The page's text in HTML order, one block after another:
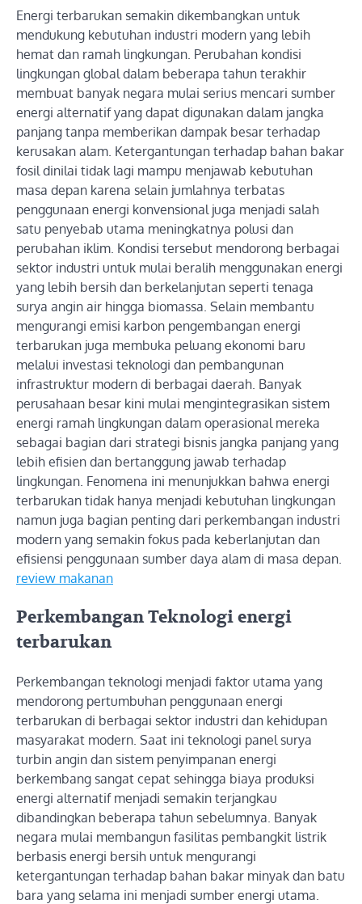
Energi terbarukan semakin dikembangkan untuk
mendukung kebutuhan industri modern yang lebih
hemat dan ramah lingkungan. Perubahan kondisi
lingkungan global dalam beberapa tahun terakhir
membuat banyak negara mulai serius mencari sumber
energi alternatif yang dapat digunakan dalam jangka
panjang tanpa memberikan dampak besar terhadap
kerusakan alam. Ketergantungan terhadap bahan bakar
fosil dinilai tidak lagi mampu menjawab kebutuhan
masa depan karena selain jumlahnya terbatas
penggunaan energi konvensional juga menjadi salah
satu penyebab utama meningkatnya polusi dan
perubahan iklim. Kondisi tersebut mendorong berbagai
sektor industri untuk mulai beralih menggunakan energi
yang lebih bersih dan berkelanjutan seperti tenaga
surya angin air hingga biomassa. Selain membantu
mengurangi emisi karbon pengembangan energi
terbarukan juga membuka peluang ekonomi baru
melalui investasi teknologi dan pembangunan
infrastruktur modern di berbagai daerah. Banyak
perusahaan besar kini mulai mengintegrasikan sistem
energi ramah lingkungan dalam operasional mereka
sebagai bagian dari strategi bisnis jangka panjang yang
lebih efisien dan bertanggung jawab terhadap
lingkungan. Fenomena ini menunjukkan bahwa energi
terbarukan tidak hanya menjadi kebutuhan lingkungan
namun juga bagian penting dari perkembangan industri
modern yang semakin fokus pada keberlanjutan dan
efisiensi penggunaan sumber daya alam di masa depan.
review makanan
Perkembangan Teknologi energi
terbarukan
Perkembangan teknologi menjadi faktor utama yang
mendorong pertumbuhan penggunaan energi
terbarukan di berbagai sektor industri dan kehidupan
masyarakat modern. Saat ini teknologi panel surya
turbin angin dan sistem penyimpanan energi
berkembang sangat cepat sehingga biaya produksi
energi alternatif menjadi semakin terjangkau
dibandingkan beberapa tahun sebelumnya. Banyak
negara mulai membangun fasilitas pembangkit listrik
berbasis energi bersih untuk mengurangi
ketergantungan terhadap bahan bakar minyak dan batu
bara yang selama ini menjadi sumber energi utama.